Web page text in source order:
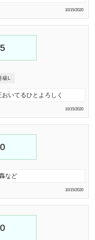
10/15/2020
L
いてるひとよろしく
10/15/2020
など
10/15/2020